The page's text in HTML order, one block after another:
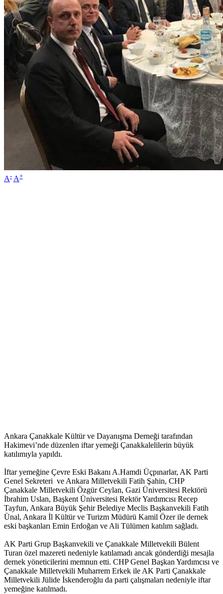
A- A+
Ankara Çanakkale Kültür ve Dayanışma Derneği tarafından
Hakimevi’nde düzenlen iftar yemeği Çanakkalelilerin büyük
katılımıyla yapıldı.
İftar yemeğine Çevre Eski Bakanı A.Hamdi Üçpınarlar, AK Parti
Genel Sekreteri ve Ankara Milletvekili Fatih Şahin, CHP
Çanakkale Milletvekili Özgür Ceylan, Gazi Üniversitesi Rektörü
İbrahim Uslan, Başkent Üniversitesi Rektör Yardımcısı Recep
Tayfun, Ankara Büyük Şehir Belediye Meclis Başkanvekili Fatih
Ünal, Ankara İl Kültür ve Turizm Müdürü Kamil Özer ile dernek
eski başkanları Emin Erdoğan ve Ali Tülümen katılım sağladı.
AK Parti Grup Başkanvekili ve Çanakkale Milletvekili Bülent
Turan özel mazereti nedeniyle katılamadı ancak gönderdiği mesajla
dernek yöneticilerini memnun etti. CHP Genel Başkan Yardımcısı ve
Çanakkale Milletvekili Muharrem Erkek ile AK Parti Çanakkale
Milletvekili Jülide İskenderoğlu da parti çalışmaları nedeniyle iftar
yemeğine katılmadı.